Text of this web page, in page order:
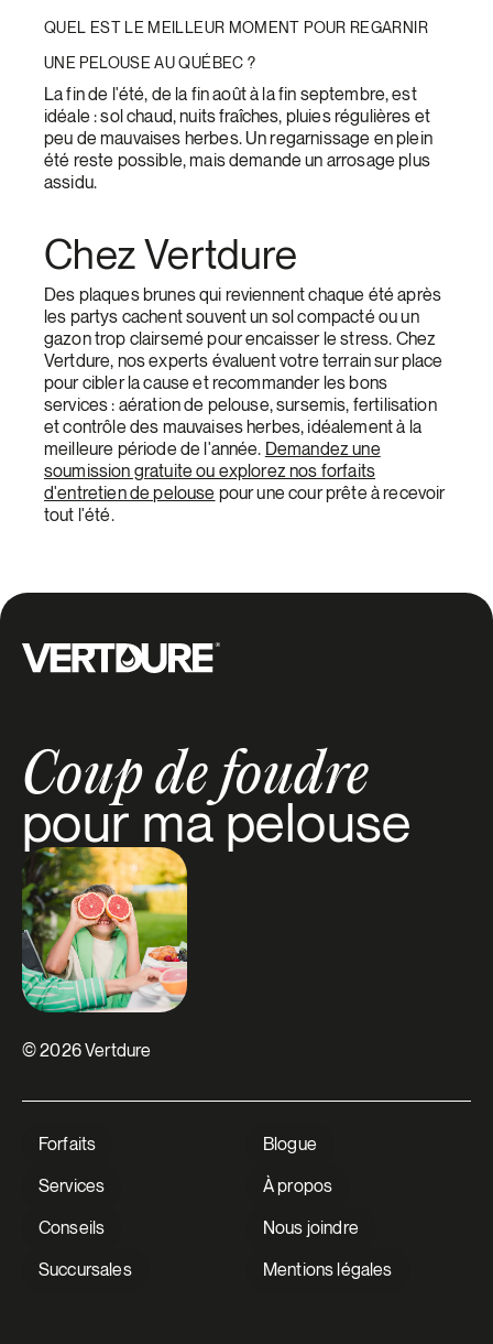
QUEL EST LE MEILLEUR MOMENT POUR REGARNIR
UNE PELOUSE AU QUÉBEC ?
La fin de l'été, de la fin août à la fin septembre, est
idéale : sol chaud, nuits fraîches, pluies régulières et
peu de mauvaises herbes. Un regarnissage en plein
été reste possible, mais demande un arrosage plus
assidu.
Chez Vertdure
Des plaques brunes qui reviennent chaque été après
les partys cachent souvent un sol compacté ou un
gazon trop clairsemé pour encaisser le stress. Chez
Vertdure, nos experts évaluent votre terrain sur place
pour cibler la cause et recommander les bons
services : aération de pelouse, sursemis, fertilisation
et contrôle des mauvaises herbes, idéalement à la
meilleure période de l'année. Demandez une
soumission gratuite ou explorez nos forfaits
d'entretien de pelouse pour une cour prête à recevoir
tout l'été.
Groupe Vertdure
Coup de foudre
pour ma pelouse
Forfaits
Services
Conseils
Succursales
Blogue
À propos
Nous joindre
Mentions légales
© 2026 Vertdure